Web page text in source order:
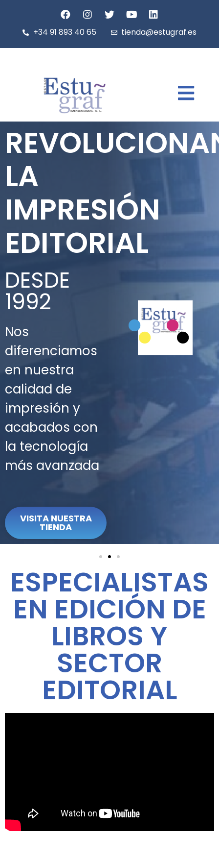
+34 91 893 40 65 tienda@estugraf.es
LA
IMPRESIÓN
EDITORIAL
DESDE
1992
Nos
diferenciamos
en nuestra
calidad de
impresión y
acabados con
la tecnología
más avanzada
VISITA NUESTRA
TIENDA
ESPECIALISTAS
EN EDICIÓN DE
LIBROS Y
SECTOR
EDITORIAL